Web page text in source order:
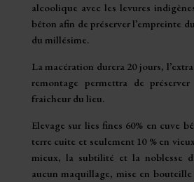
alcoolique avec les levures
bêton afin de préserver l’empreinte
du millésime.
La macération durera 20 jours,
remontage permettra de
fraicheur du lieu.
Elevage sur lies fines 60% en cuve
terre cuite et seulement 10 % en
mieux, la subtilité et la noblesse
aucun maquillage, mise en